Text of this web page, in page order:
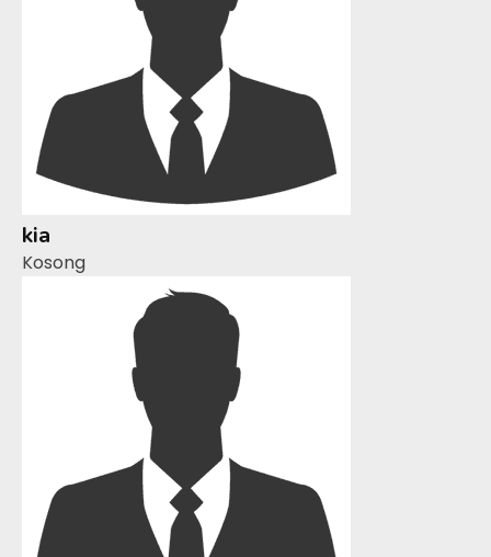
kia
Kosong